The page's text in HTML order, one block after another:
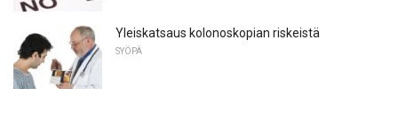
Yleiskatsaus kolonoskopian riskeistä
SYÖPÄ